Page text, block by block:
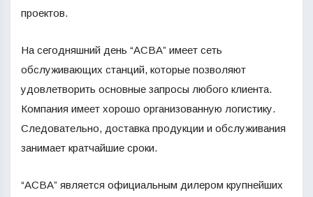
проектов.
На сегодняшний день “АСВА” имеет сеть
обслуживающих станций, которые позволяют
удовлетворить основные запросы любого клиента.
Компания имеет хорошо организованную логистику.
Следовательно, доставка продукции и обслуживания
занимает кратчайшие сроки.
“АСВА” является официальным дилером крупнейших